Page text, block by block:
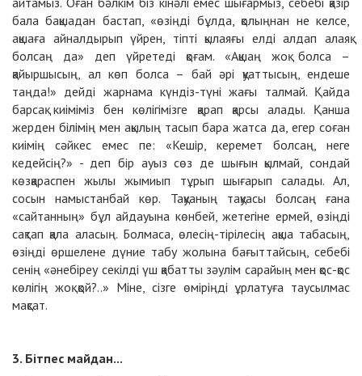
бала бақшадан бастап, «өзіңді бұлда, қолыңнан не келсе,
ақшаға айналдырып үйрен, тіпті қылаяғы елді алдап алаяқ
болсаң да» деп үйретеді қоғам. «Ақшаң жоқ болса –
қайыршысың, ал көп болса – бай әрі қуаттысың, ендеше
таңда!» дейді жарнама күндіз-түні жағы талмай. Қайда
барсақ киіміміз бен көлігімізге қарап қарсы алады. Қанша
жерден білімің мен ақылың тасып бара жатса да, егер соған
киімің сәйкес емес пе: «Кешір, керемет болсаң, неге
кедейсің?» - деп бір ауыз сөз де шығын қылмай, сондай
көзқараспен жылы жымиып тұрып шығарып салады. Ал,
сосын намыстанбай көр. Тақуаның тақуасы болсаң ғана
«сайтанның» бұл айдауына көнбей, жетегіне ермей, өзіңді
сақтап қала аласың. Болмаса, өлесің-тірілесің ақша табасың,
өзіңді өршелене дүние табу жолына бағыттайсың, себебі
сенің «әнебіреу секілді үш қабатты зәулім сарайың мен қос-қос
көлігің жоқ қой?..» Міне, сізге өміріңді ұрлатуға таусылмас
мақсат.
3. Бітпес майдан...